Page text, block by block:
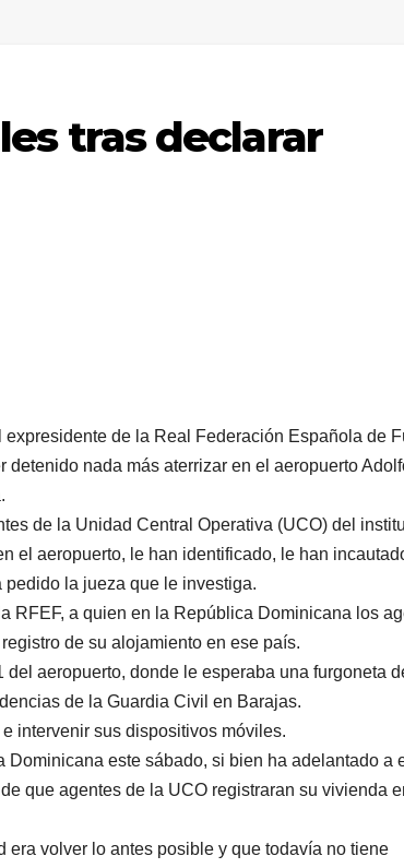
tras declarar
de la Real Federación Española de
nada más aterrizar en el aeropuerto
de la Unidad Central Operativa (UCO) del
el aeropuerto, le han identificado, le han
la jueza que le investiga.
RFEF, a quien en la República Dominicana los
de su alojamiento en ese país.
aeropuerto, donde le esperaba una furgoneta
de la Guardia Civil en Barajas.
intervenir sus dispositivos móviles.
este sábado, si bien ha adelantado a
que agentes de la UCO registraran su vivienda
volver lo antes posible y que todavía no tiene